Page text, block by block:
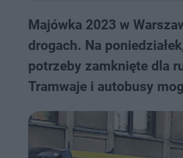
Majówka 2023 w
drogach. Na
potrzeby zamknięte dla
Tramwaje i autobusy